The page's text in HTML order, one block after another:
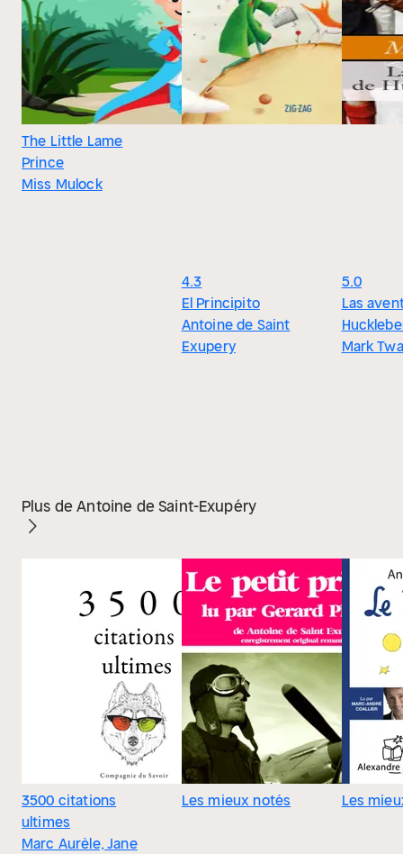
The Little Lame
Prince
Miss Mulock
4.3
El Principito
Antoine de Saint
Exupery
5.0
Las
Mark
Plus de Antoine de Saint-Exupéry
3500 citations
ultimes
Marc Aurèle, Jane
Les mieux notés Les